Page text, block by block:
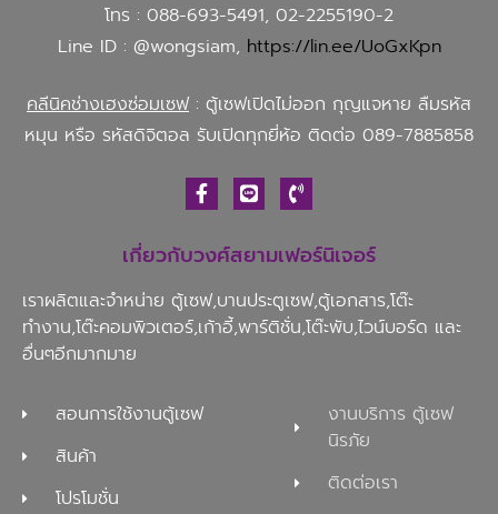
โทร : 088-693-5491, 02-2255190-2
Line ID : @wongsiam, https://lin.ee/UoGxKpn
คลีนิคช่างเฮงซ่อมเซฟ : ตู้เซฟเปิดไม่ออก กุญแจหาย ลืมรหัส
หมุน หรือ รหัสดิจิตอล รับเปิดทุกยี่ห้อ ติดต่อ 089-7885858
เกี่ยวกับวงศ์สยามเฟอร์นิเจอร์
เราผลิตและจำหน่าย ตู้เซฟ,บานประตูเซฟ,ตู้เอกสาร,โต๊ะ
ทำงาน,โต๊ะคอมพิวเตอร์,เก้าอี้,พาร์ติชั่น,โต๊ะพับ,ไวน์บอร์ด และ
อื่นๆอีกมากมาย
สอนการใช้งานตู้เซฟ
สินค้า
โปรโมชั่น
งานบริการ ตู้เซฟ
นิรภัย
ติดต่อเรา